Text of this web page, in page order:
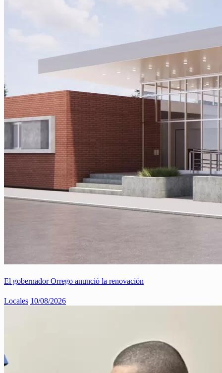
El gobernador Orrego anunció la renovación
Locales 10/08/2026